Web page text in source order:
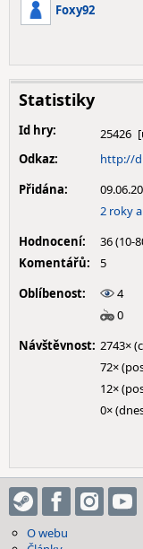
Foxy92
Statistiky
Id hry:
25426
Odkaz:
http://
Přidána:
2 roky
Hodnocení:
36 (10-
Komentářů:
5
Oblíbenost:
4
0
Návštěvnost: 2743×
72×
12×
0×
O webu